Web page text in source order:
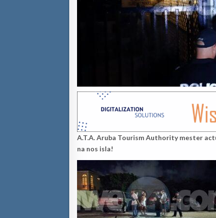
A.T.A. Aruba Tourism Authority mester
na nos isla!